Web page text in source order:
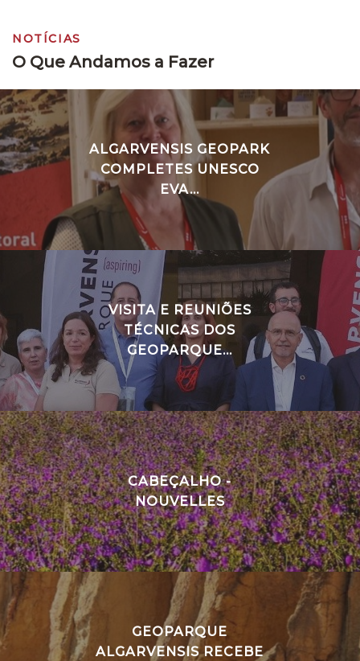
NOTÍCIAS
O Que Andamos a Fazer
ALGARVENSIS GEOPARK
COMPLETES UNESCO
EVA...
VISITA E REUNIÕES
TÉCNICAS DOS
GEOPARQUE...
CABEÇALHO -
NOUVELLES
GEOPARQUE
ALGARVENSIS RECEBE